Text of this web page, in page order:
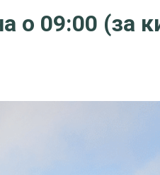
о 09:00 (за